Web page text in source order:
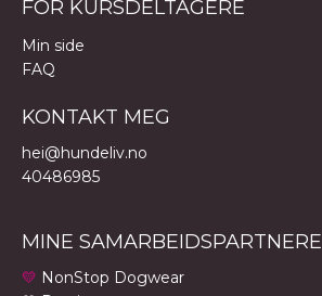
FOR KURSDELTAGERE
Min side
FAQ
KONTAKT MEG
hei@hundeliv.no
40486985
MINE SAMARBEIDSPARTNERE
💛 NonStop Dogwear